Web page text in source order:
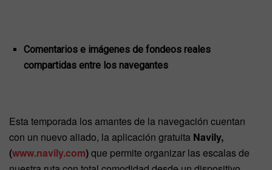
Comentarios e imágenes de fondeos reales
compartidas entre los navegantes
Esta temporada los amantes de la navegación cuentan
con un nuevo aliado, la aplicación gratuita Navily,
(www.navily.com)que permite organizar las escalas de